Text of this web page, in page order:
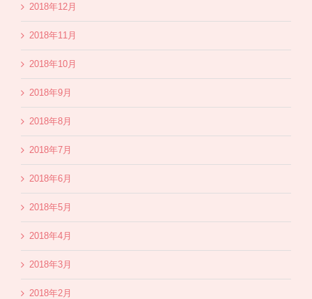
2018年12月
2018年11月
2018年10月
2018年9月
2018年8月
2018年7月
2018年6月
2018年5月
2018年4月
2018年3月
2018年2月